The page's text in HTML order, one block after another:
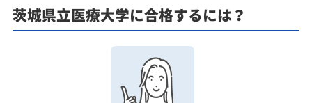
あなたにピッタリ合った「茨城県立医療大学対策の
オーダーメイドカリキュラム」から得られる成果と
カリキュラムや料金についてお気軽にご相談くださ
茨城県立医療大学に合格するには？